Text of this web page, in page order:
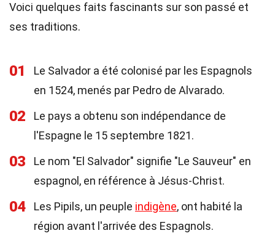
Voici quelques faits fascinants sur son passé et
ses traditions.
01
Le Salvador a été colonisé par les Espagnols
en 1524, menés par Pedro de Alvarado.
02
Le pays a obtenu son indépendance de
l'Espagne le 15 septembre 1821.
03
Le nom "El Salvador" signifie "Le Sauveur" en
espagnol, en référence à Jésus-Christ.
04 Les Pipils, un peuple indigène, ont habité la
région avant l'arrivée des Espagnols.